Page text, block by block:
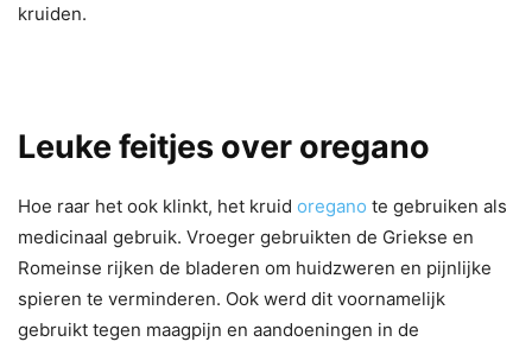
kruiden.
Leuke feitjes over oregano
Hoe raar het ook klinkt, het kruid oregano te gebruiken als
medicinaal gebruik. Vroeger gebruikten de Griekse en
Romeinse rijken de bladeren om huidzweren en pijnlijke
spieren te verminderen. Ook werd dit voornamelijk
gebruikt tegen maagpijn en aandoeningen in de